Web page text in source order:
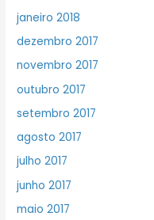
janeiro 2018
dezembro 2017
novembro 2017
outubro 2017
setembro 2017
agosto 2017
julho 2017
junho 2017
maio 2017